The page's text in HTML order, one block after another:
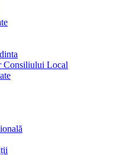
Consiliului Local